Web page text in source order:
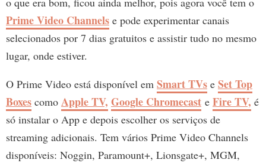
Prime Video Channels e pode experimentar canais
selecionados por 7 dias gratuitos e assistir tudo no mesmo
lugar, onde estiver.
O Prime Video está disponível em Smart TVs e Set Top
Boxes como Apple TV, Google Chromecast e Fire TV, é
só instalar o App e depois escolher os serviços de
streaming adicionais. Tem vários Prime Video Channels
disponíveis: Noggin, Paramount+, Lionsgate+, MGM,